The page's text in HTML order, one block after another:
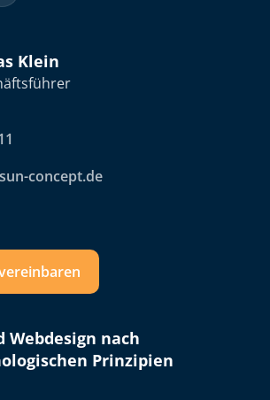
Klein
concept.de
nach
Prinzipien